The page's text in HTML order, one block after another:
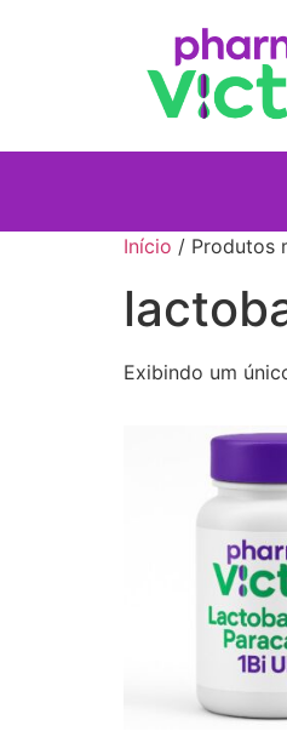
Início / Produtos
Exibindo um